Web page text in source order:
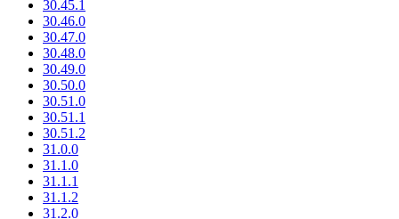
30.45.1
30.46.0
30.47.0
30.48.0
30.49.0
30.50.0
30.51.0
30.51.1
30.51.2
31.0.0
31.1.0
31.1.1
31.1.2
31.2.0